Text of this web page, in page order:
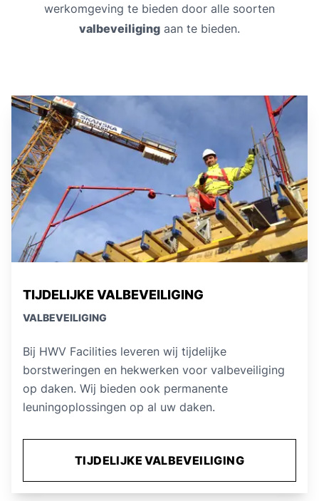
werkomgeving te bieden door alle soorten
valbeveiliging aan te bieden.
TIJDELIJKE VALBEVEILIGING
VALBEVEILIGING
Bij HWV Facilities leveren wij tijdelijke
borstweringen en hekwerken voor valbeveiliging
op daken. Wij bieden ook permanente
leuningoplossingen op al uw daken.
TIJDELIJKE VALBEVEILIGING